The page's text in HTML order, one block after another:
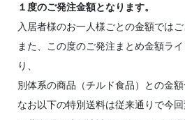
１度のご発注金額となります。
入居者様のお一人様ごとの金額ではご
また、この度のご発注まとめ金額ラ
り、
別体系の商品（チルド食品）との金額
なお以下の特別送料は従来通りで今回